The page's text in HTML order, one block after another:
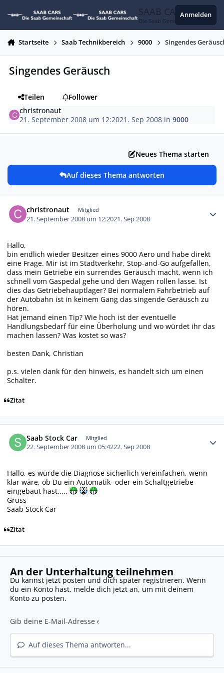
SAAB CARS
Die Saab Gemeinschaft
Anmelden
Startseite Saab Technikbereich 9000 Singendes
Singendes Geräusch
Teilen
Follower
christronaut
21. September 2008 um 12:2021. Sep 2008 in9000
Neues Thema starten
Auf dieses Thema antworten
christronaut Mitglied
21. September 2008 um 12:2021. Sep 2008
Hallo,
bin endlich wieder Besitzer eines 9000 Aero und habe direkt
eine Frage. Mir ist im Stadtverkehr, Stop-and-Go aufgefallen,
dass mein Getriebe ein surrendes Geräusch macht, wenn ich
schnell vom Gaspedal gehe und den Wagen rollen lasse. Ist
dies das Getriebehauptlager? Bei normalem Fahrbetrieb auf
der Autobahn ist in keinem Gang das singende Geräusch zu
hören.
Hat jemand einen Tip? Wie hoch ist der eventuelle
Handlungsbedarf für eine Überholung und wo würdet ihr das
machen lassen? Was kostet so was?
besten Dank, Christian
p.s. vielen dank für den hinweis, es handelt sich um einen
Schalter.
Zitat
Saab Stock Car Mitglied
22. September 2008 um 05:4222. Sep 2008
Hallo, es würde die Diagnose sicherlich vereinfachen, wenn
klar wäre, ob Du ein Automatik- oder ein Schaltgetriebe
eingebaut hast.....
Gruss
Saab Stock Car
Zitat
An der Unterhaltung teilnehmen
Du kannst jetzt posten und dich später registrieren. Wenn
du ein Konto hast, melde dich jetzt an, um mit deinem
Konto zu posten.
Auf dieses Thema antworten...